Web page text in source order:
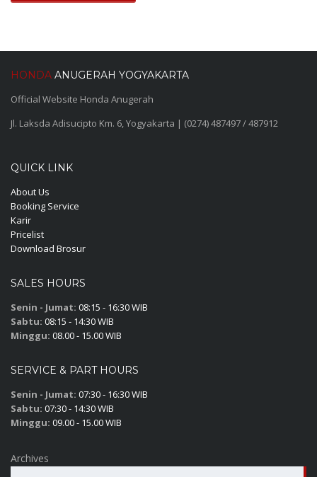
HONDA ANUGERAH YOGYAKARTA
Official Website Honda Anugerah
Jl. Laksda Adisucipto Km. 6, Yogyakarta | (0274) 487497 / 487912
QUICK LINK
About Us
Booking Service
Karir
Pricelist
Download Brosur
SALES HOURS
Senin - Jumat: 08:15 - 16:30 WIB
Sabtu: 08:15 - 14:30 WIB
Minggu: 08.00 - 15.00 WIB
SERVICE & PART HOURS
Senin - Jumat: 07:30 - 16:30 WIB
Sabtu: 07:30 - 14:30 WIB
Minggu: 09.00 - 15.00 WIB
Archives